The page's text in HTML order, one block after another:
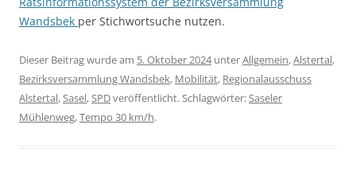
Wandsbek per Stichwortsuche nutzen.
Dieser Beitrag wurde am 5. Oktober 2024unterAllgemein,Alstertal,
Bezirksversammlung Wandsbek, Mobilität, Regionalausschuss
Alstertal,Sasel,SPDveröffentlicht. Schlagwörter:Saseler
Mühlenweg,Tempo 30 km/h.